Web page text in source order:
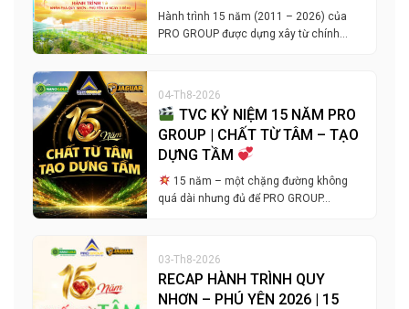
Hành trình 15 năm (2011 – 2026) của
PRO GROUP được dựng xây từ chính…
04-Th8-2026
TVC KỶ NIỆM 15 NĂM PRO
GROUP | CHẤT TỪ TÂM – TẠO
DỰNG TẦM
15 năm – một chặng đường không
quá dài nhưng đủ để PRO GROUP…
03-Th8-2026
RECAP HÀNH TRÌNH QUY
NHƠN – PHÚ YÊN 2026 | 15